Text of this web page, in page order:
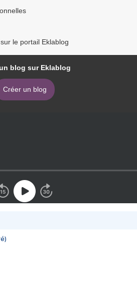
le portail Eklablog
blog sur Eklablog
Créer un blog